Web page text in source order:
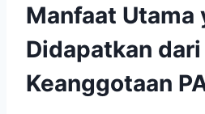
Manfaat Utama
Didapatkan dari
Keanggotaan